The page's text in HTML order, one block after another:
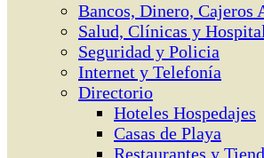
Bancos, Dinero, Cajeros
Salud, Clínicas y
Seguridad y Policia
Internet y Telefonía
Directorio
Hoteles Hospedajes
Casas de Playa
Restaurantes y